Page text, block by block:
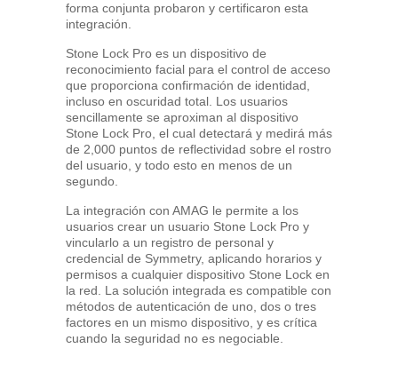
forma conjunta probaron y certificaron esta
integración.
Stone Lock Pro es un dispositivo de
reconocimiento facial para el control de acceso
que proporciona confirmación de identidad,
incluso en oscuridad total. Los usuarios
sencillamente se aproximan al dispositivo
Stone Lock Pro, el cual detectará y medirá más
de 2,000 puntos de reflectividad sobre el rostro
del usuario, y todo esto en menos de un
segundo.
La integración con AMAG le permite a los
usuarios crear un usuario Stone Lock Pro y
vincularlo a un registro de personal y
credencial de Symmetry, aplicando horarios y
permisos a cualquier dispositivo Stone Lock en
la red. La solución integrada es compatible con
métodos de autenticación de uno, dos o tres
factores en un mismo dispositivo, y es crítica
cuando la seguridad no es negociable.